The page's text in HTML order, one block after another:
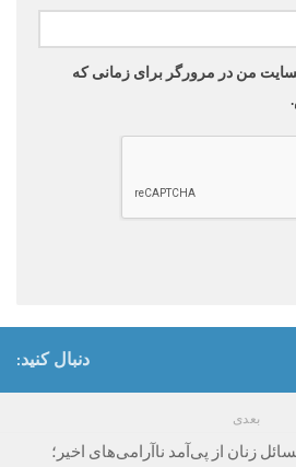
من در مرورگر برای زمانی که
دنبال کنید:
بعدی
زنان از پی‌آمد ناآرامی‌های اخیر؛